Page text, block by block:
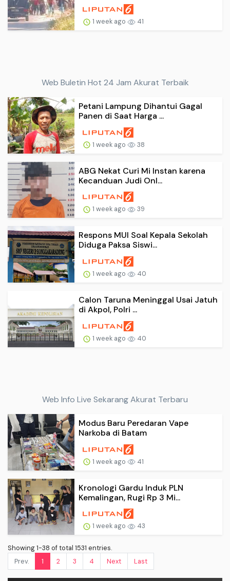
1 week ago 41
Web Buletin Hot 24 Jam Akurat Terbaik
Petani Lampung Dihantui Gagal
Panen di Saat Harga ...
1 week ago 38
ABG Nekat Curi Mi Instan karena
Kecanduan Judi Onl...
1 week ago 39
Respons MUI Soal Kepala Sekolah
Diduga Paksa Siswi...
1 week ago 40
Calon Taruna Meninggal Usai Jatuh
di Akpol, Polri ...
1 week ago 40
Web Info Live Sekarang Akurat Terbaru
Modus Baru Peredaran Vape
Narkoba di Batam
1 week ago 41
Kronologi Gardu Induk PLN
Kemalingan, Rugi Rp 3 Mi...
1 week ago 43
Showing 1-38 of total 1531 entries.
Prev.
1 2 3 4 Next Last